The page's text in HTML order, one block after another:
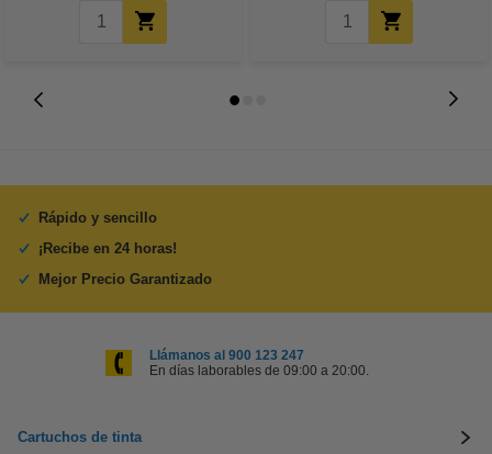
Rápido y sencillo
¡Recibe en 24 horas!
Mejor Precio Garantizado
Llámanos al 900 123 247
En días laborables de 09:00 a 20:00.
Cartuchos de tinta